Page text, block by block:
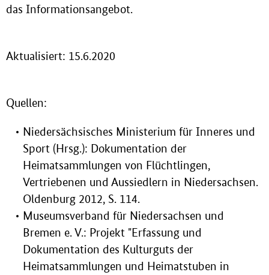
das Informationsangebot.
Aktualisiert: 15.6.2020
Quellen:
Niedersächsisches Ministerium für Inneres und
Sport (Hrsg.): Dokumentation der
Heimatsammlungen von Flüchtlingen,
Vertriebenen und Aussiedlern in Niedersachsen.
Oldenburg 2012, S. 114.
Museumsverband für Niedersachsen und
Bremen e. V.: Projekt "Erfassung und
Dokumentation des Kulturguts der
Heimatsammlungen und Heimatstuben in